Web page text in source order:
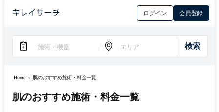
ログイン 会員登録
Home › 肌のおすすめ施術・料金一覧
肌のおすすめ施術・料金一覧